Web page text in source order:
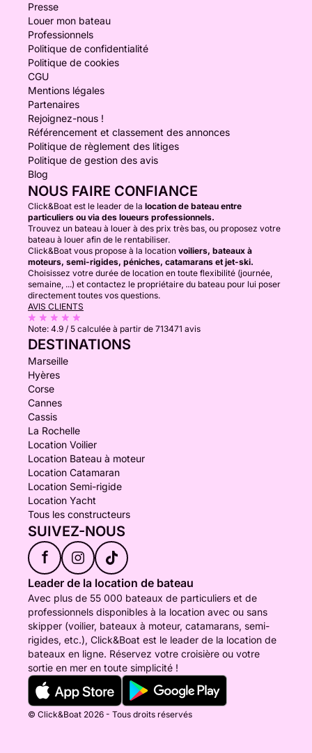
Presse
Louer mon bateau
Professionnels
Politique de confidentialité
Politique de cookies
CGU
Mentions légales
Partenaires
Rejoignez-nous !
Référencement et classement des annonces
Politique de règlement des litiges
Politique de gestion des avis
Blog
NOUS FAIRE CONFIANCE
Click&Boat est le leader de la location de bateau entre
particuliers ou via des loueurs professionnels.
Trouvez un bateau à louer à des prix très bas, ou proposez votre
bateau à louer afin de le rentabiliser.
Click&Boat vous propose à la location voiliers, bateaux à
moteurs, semi-rigides, péniches, catamarans et jet-ski.
Choisissez votre durée de location en toute flexibilité (journée,
semaine, ...) et contactez le propriétaire du bateau pour lui poser
directement toutes vos questions.
AVIS CLIENTS
Note: 4.9 / 5 calculée à partir de 713471 avis
DESTINATIONS
Marseille
Hyères
Corse
Cannes
Cassis
La Rochelle
Location Voilier
Location Bateau à moteur
Location Catamaran
Location Semi-rigide
Location Yacht
Tous les constructeurs
SUIVEZ-NOUS
f
Leader de la location de bateau
Avec plus de 55 000 bateaux de particuliers et de
professionnels disponibles à la location avec ou sans
skipper (voilier, bateaux à moteur, catamarans, semi-
rigides, etc.), Click&Boat est le leader de la location de
bateaux en ligne. Réservez votre croisière ou votre
sortie en mer en toute simplicité !
© Click&Boat 2026 - Tous droits réservés